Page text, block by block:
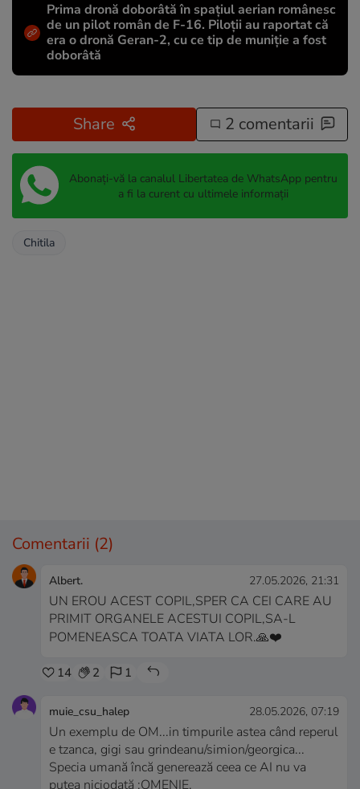
Prima dronă doborâtă în spațiul aerian românesc
de un pilot român de F-16. Piloții au raportat că
era o dronă Geran-2, cu ce tip de muniție a fost
doborâtă
Share 2 comentarii
Abonați-vă la canalul Libertatea de WhatsApp pentru
a fi la curent cu ultimele informații
Chitila
Comentarii (2)
Albert. 27.05.2026, 21:31
UN EROU ACEST COPIL,SPER CA CEI CARE AU
PRIMIT ORGANELE ACESTUI COPIL,SA-L
POMENEASCA TOATA VIATA LOR.🙏❤️
14 2 1
muie_csu_halep 28.05.2026, 07:19
Un exemplu de OM...in timpurile astea când reperul
e tzanca, gigi sau grindeanu/simion/georgica...
Specia umană încă generează ceea ce AI nu va
putea niciodată :OMENIE.